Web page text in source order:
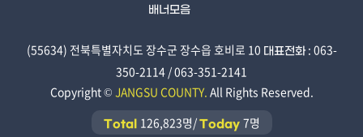
배너모음
(55634) 전북특별자치도 장수군 장수읍 호비로 10 대표전화: 063-
350-2114 / 063-351-2141
Copyright © JANGSU COUNTY. All Rights Reserved.
Total 126,823명/Today 7명